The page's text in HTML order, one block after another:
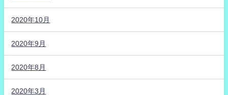
2020年10月
2020年9月
2020年8月
2020年3月